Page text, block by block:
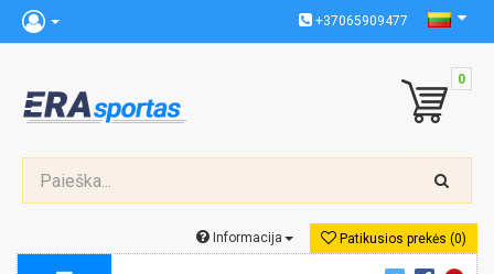
+37065909477
0
Patikusios prekės (0)
Informacija